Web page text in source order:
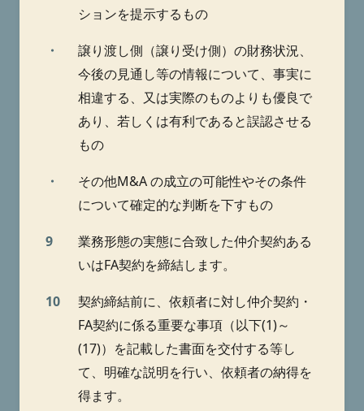
ションを提示するもの
・
譲り渡し側（譲り受け側）の財務状況、
今後の見通し等の情報について、事実に
相違する、又は実際のものよりも優良で
あり、若しくは有利であると誤認させる
もの
・
その他M&A の成立の可能性やその条件
について確定的な判断を下すもの
9
業務形態の実態に合致した仲介契約ある
いはFA契約を締結します。
10
契約締結前に、依頼者に対し仲介契約・
FA契約に係る重要な事項（以下(1)～
(17)）を記載した書面を交付する等し
て、明確な説明を行い、依頼者の納得を
得ます。